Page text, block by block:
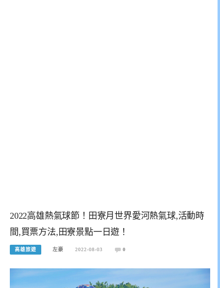
2022高雄熱氣球節！田寮月世界愛河熱氣球,活動時
間,買票方法,田寮景點一日遊！
高雄旅遊 左豪 2022-08-03 0